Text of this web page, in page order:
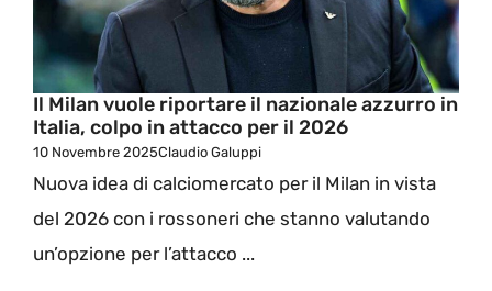
Il Milan vuole riportare il nazionale azzurro in
Italia, colpo in attacco per il 2026
10 Novembre 2025Claudio Galuppi
Nuova idea di calciomercato per il Milan in vista
del 2026 con i rossoneri che stanno valutando
un’opzione per l’attacco ...